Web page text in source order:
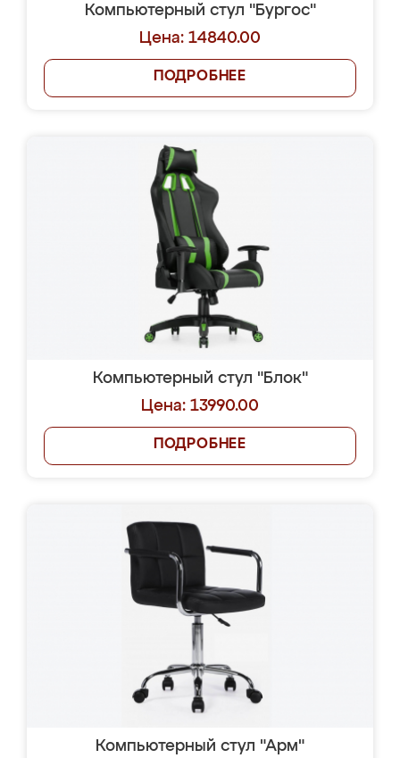
Компьютерный стул "Бургос"
Цена: 14840.00
ПОДРОБНЕЕ
Компьютерный стул "Блок"
Цена: 13990.00
ПОДРОБНЕЕ
Компьютерный стул "Арм"